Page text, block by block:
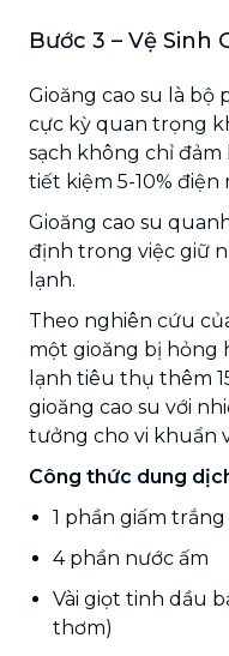
Bước 3 – Vệ Sinh
Gioăng cao su là bộ
cực kỳ quan trọng
sạch không chỉ
tiết kiệm 5-10%
Gioăng cao su
định trong việc giữ
lạnh.
Theo nghiên cứu
một gioăng bị hỏng
lạnh tiêu thụ thêm
gioăng cao su với
tưởng cho vi khuẩn
Công thức dung
1 phần giấm trắng
4 phần nước ấm
Vài giọt tinh dầu
thơm)